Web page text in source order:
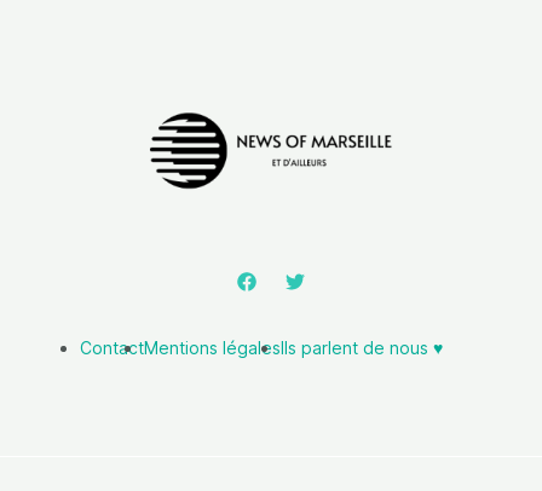
ContactMentions légalesIls parlent de nous ♥️